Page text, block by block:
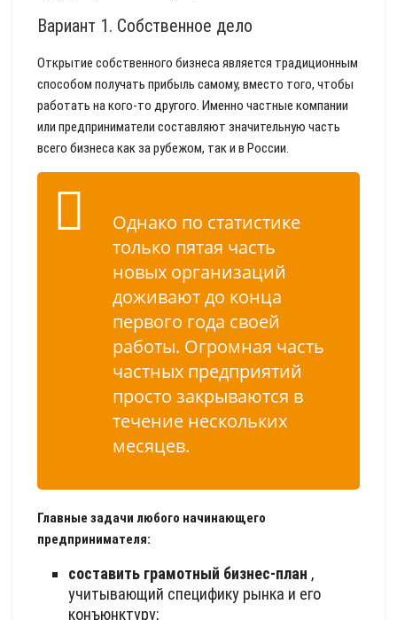
Вариант 1. Собственное дело
Открытие собственного бизнеса является традиционным
способом получать прибыль самому, вместо того, чтобы
работать на кого-то другого. Именно частные компании
или предприниматели составляют значительную часть
всего бизнеса как за рубежом, так и в России.
Однако по статистике
только пятая часть
новых организаций
доживают до конца
первого года своей
работы. Огромная часть
частных предприятий
просто закрываются в
течение нескольких
месяцев.
Главные задачи любого начинающего
предпринимателя:
составить грамотный бизнес-план ,
учитывающий специфику рынка и его
конъюнктуру;